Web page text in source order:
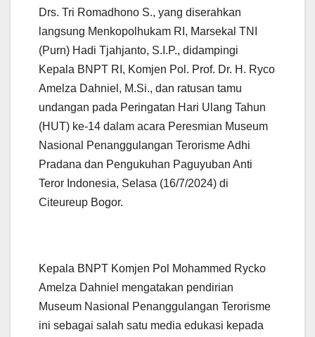
Drs. Tri Romadhono S., yang diserahkan
langsung Menkopolhukam RI, Marsekal TNI
(Purn) Hadi Tjahjanto, S.I.P., didampingi
Kepala BNPT RI, Komjen Pol. Prof. Dr. H. Ryco
Amelza Dahniel, M.Si., dan ratusan tamu
undangan pada Peringatan Hari Ulang Tahun
(HUT) ke-14 dalam acara Peresmian Museum
Nasional Penanggulangan Terorisme Adhi
Pradana dan Pengukuhan Paguyuban Anti
Teror Indonesia, Selasa (16/7/2024) di
Citeureup Bogor.
Kepala BNPT Komjen Pol Mohammed Rycko
Amelza Dahniel mengatakan pendirian
Museum Nasional Penanggulangan Terorisme
ini sebagai salah satu media edukasi kepada